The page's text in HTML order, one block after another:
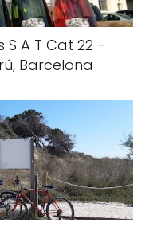
S A T Cat 22 -
Barcelona